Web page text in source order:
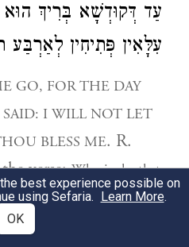
עַד דְּקוּדְשָׁא בְּרִיךְ הוּא
עִלָּאִין פְּתִיחִין לְאַרְבַּע
GO, FOR THE DAY
I WILL NOT LET
BLESS ME. R.
verse:Who is she that
fair as the moon, clear as
with banners
best experience possible on
using Sefaria. Learn More.
OK